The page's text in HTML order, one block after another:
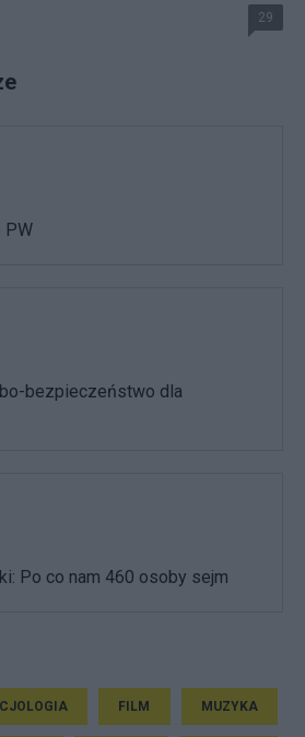
29
PW
bezpieczeństwo dla
Po co nam 460 osoby sejm
FILM MUZYKA